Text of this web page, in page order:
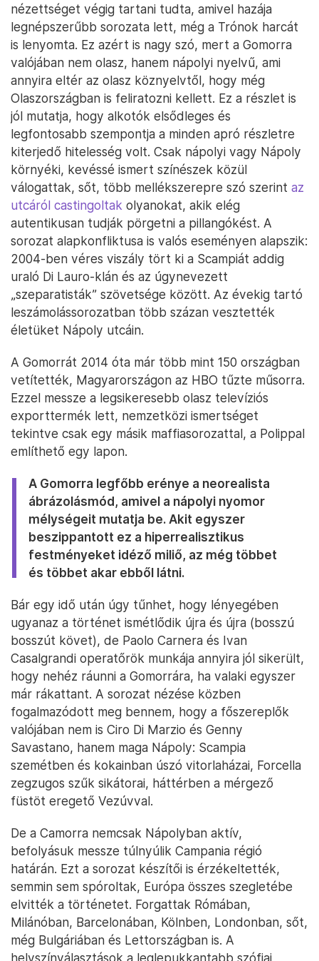
nézettséget végig tartani tudta, amivel hazája
legnépszerűbb sorozata lett, még a Trónok harcát
is lenyomta. Ez azért is nagy szó, mert a Gomorra
valójában nem olasz, hanem nápolyi nyelvű, ami
annyira eltér az olasz köznyelvtől, hogy még
Olaszországban is feliratozni kellett. Ez a részlet is
jól mutatja, hogy alkotók elsődleges és
legfontosabb szempontja a minden apró részletre
kiterjedő hitelesség volt. Csak nápolyi vagy Nápoly
környéki, kevéssé ismert színészek közül
válogattak, sőt, több mellékszerepre szó szerint az
utcáról castingoltak olyanokat, akik elég
autentikusan tudják pörgetni a pillangókést. A
sorozat alapkonfliktusa is valós eseményen alapszik:
2004-ben véres viszály tört ki a Scampiát addig
uraló Di Lauro-klán és az úgynevezett
„szeparatisták” szövetsége között. Az évekig tartó
leszámolássorozatban több százan vesztették
életüket Nápoly utcáin.
A Gomorrát 2014 óta már több mint 150 országban
vetítették, Magyarországon az HBO tűzte műsorra.
Ezzel messze a legsikeresebb olasz televíziós
exporttermék lett, nemzetközi ismertséget
tekintve csak egy másik maffiasorozattal, a Polippal
említhető egy lapon.
A Gomorra legfőbb erénye a neorealista
ábrázolásmód, amivel a nápolyi nyomor
mélységeit mutatja be. Akit egyszer
beszippantott ez a hiperrealisztikus
festményeket idéző miliő, az még többet
és többet akar ebből látni.
Bár egy idő után úgy tűnhet, hogy lényegében
ugyanaz a történet ismétlődik újra és újra (bosszú
bosszút követ), de Paolo Carnera és Ivan
Casalgrandi operatőrök munkája annyira jól sikerült,
hogy nehéz ráunni a Gomorrára, ha valaki egyszer
már rákattant. A sorozat nézése közben
fogalmazódott meg bennem, hogy a főszereplők
valójában nem is Ciro Di Marzio és Genny
Savastano, hanem maga Nápoly: Scampia
szemétben és kokainban úszó vitorlaházai, Forcella
zegzugos szűk sikátorai, háttérben a mérgező
füstöt eregető Vezúvval.
De a Camorra nemcsak Nápolyban aktív,
befolyásuk messze túlnyúlik Campania régió
határán. Ezt a sorozat készítői is érzékeltették,
semmin sem spóroltak, Európa összes szegletébe
elvitték a történetet. Forgattak Rómában,
Milánóban, Barcelonában, Kölnben, Londonban, sőt,
még Bulgáriában és Lettországban is. A
helyszínválasztások a leglepukkantabb szófiai